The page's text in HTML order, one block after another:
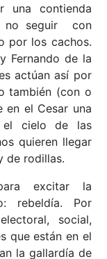
una contienda
no seguir con
por los cachos.
Fernando de la
actúan así por
también (con o
en el Cesar una
cielo de las
quieren llegar
de rodillas.
excitar la
rebeldía. Por
social,
que están en el
la gallardía de